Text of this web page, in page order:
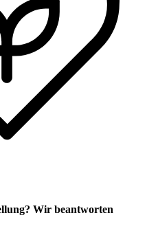
Wir beantworten